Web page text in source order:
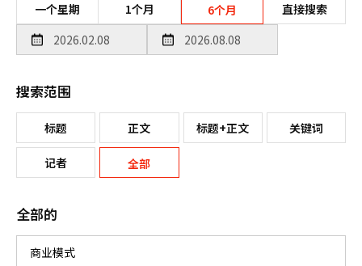
一个星期 1个月 6个月 直接搜索
搜索范围
标题 正文 标题+正文 关键词
记者 全部
全部的